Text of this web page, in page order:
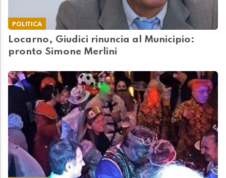
POLITICA
Locarno, Giudici rinuncia al Municipio:
pronto Simone Merlini